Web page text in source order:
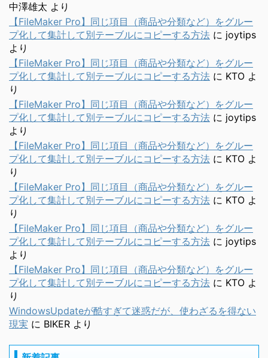
中澤雄太 より
【FileMaker Pro】同じ項目（商品や分類など）をグルー
プ化して集計して別テーブルにコピーする方法 に joytips
より
【FileMaker Pro】同じ項目（商品や分類など）をグルー
プ化して集計して別テーブルにコピーする方法 に KTO よ
り
【FileMaker Pro】同じ項目（商品や分類など）をグルー
プ化して集計して別テーブルにコピーする方法 に joytips
より
【FileMaker Pro】同じ項目（商品や分類など）をグルー
プ化して集計して別テーブルにコピーする方法 に KTO よ
り
【FileMaker Pro】同じ項目（商品や分類など）をグルー
プ化して集計して別テーブルにコピーする方法 に KTO よ
り
【FileMaker Pro】同じ項目（商品や分類など）をグルー
プ化して集計して別テーブルにコピーする方法 に joytips
より
【FileMaker Pro】同じ項目（商品や分類など）をグルー
プ化して集計して別テーブルにコピーする方法 に KTO よ
り
WindowsUpdateが酷すぎて迷惑だが、使わざるを得ない
現実 に BIKER より